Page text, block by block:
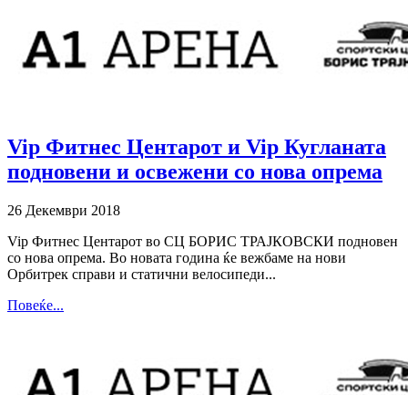
Vip Фитнес Центарот и Vip Кугланата
подновени и освежени со нова опрема
26 Декември 2018
Vip Фитнес Центарот во СЦ БОРИС ТРАЈКОВСКИ подновен
со нова опрема. Во новата година ќе вежбаме на нови
Орбитрек справи и статични велосипеди...
Повеќе...